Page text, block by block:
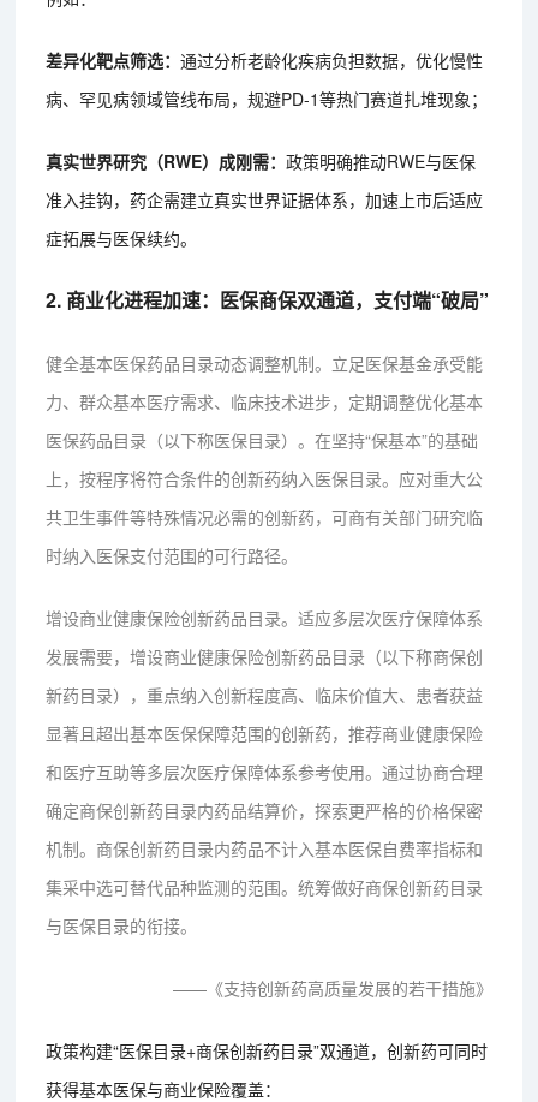
差异化靶点筛选：通过分析老龄化疾病负担数据，优化慢性
病、罕见病领域管线布局，规避PD-1等热门赛道扎堆现象；
真实世界研究（RWE）成刚需：政策明确推动RWE与医保
准入挂钩，药企需建立真实世界证据体系，加速上市后适应
症拓展与医保续约。
2. 商业化进程加速：医保商保双通道，支付端“破局”
健全基本医保药品目录动态调整机制。立足医保基金承受能
力、群众基本医疗需求、临床技术进步，定期调整优化基本
医保药品目录（以下称医保目录）。在坚持“保基本”的基础
上，按程序将符合条件的创新药纳入医保目录。应对重大公
共卫生事件等特殊情况必需的创新药，可商有关部门研究临
时纳入医保支付范围的可行路径。
增设商业健康保险创新药品目录。适应多层次医疗保障体系
发展需要，增设商业健康保险创新药品目录（以下称商保创
新药目录），重点纳入创新程度高、临床价值大、患者获益
显著且超出基本医保保障范围的创新药，推荐商业健康保险
和医疗互助等多层次医疗保障体系参考使用。通过协商合理
确定商保创新药目录内药品结算价，探索更严格的价格保密
机制。商保创新药目录内药品不计入基本医保自费率指标和
集采中选可替代品种监测的范围。统筹做好商保创新药目录
与医保目录的衔接。
——《支持创新药高质量发展的若干措施》
政策构建“医保目录+商保创新药目录”双通道，创新药可同时
获得基本医保与商业保险覆盖：